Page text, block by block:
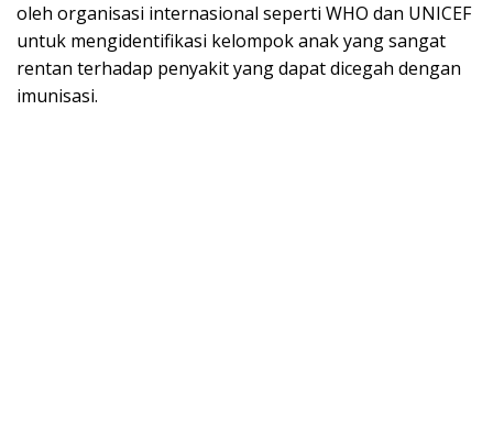
oleh organisasi internasional seperti WHO dan UNICEF
untuk mengidentifikasi kelompok anak yang sangat
rentan terhadap penyakit yang dapat dicegah dengan
imunisasi.